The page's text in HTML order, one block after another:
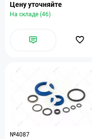
Цену уточняйте
На складе (46)
№4087